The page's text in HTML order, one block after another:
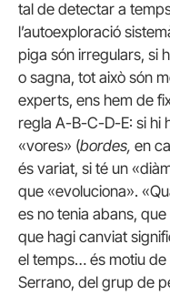
tal de detectar a
l’autoexploració
piga són irregulars, si
o sagna, tot això són
experts, ens hem de
regla A-B-C-D-E: si hi
«vores» (bordes, en
és variat, si té un
que «evoluciona».
es no tenia abans,
que hagi canviat
el temps… és motiu de
Serrano, del grup de